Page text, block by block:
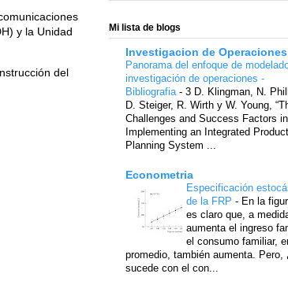
y la Unidad
del
Mi lista de blogs
Investigacion de Operaciones
Panorama del enfoque de
investigación de operaciones -
Bibliografia - 3 D. Klingman, N.
D. Steiger, R. Wirth y W. Young,
Challenges and Success Factors in
Implementing an Integrated
Planning System ...
Econometria
Especificación
de la FRP - En la
es claro que, a
aumenta el ingreso
el consumo familiar,
promedio, también aumenta. Pero,
sucede con el con...